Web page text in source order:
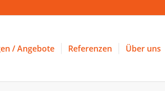
/ Angebote Referenzen Über uns